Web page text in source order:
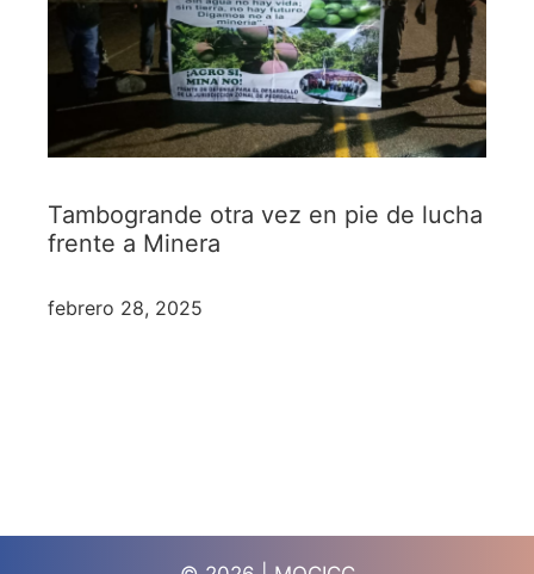
Tambogrande otra vez en pie de lucha
frente a Minera
febrero 28, 2025